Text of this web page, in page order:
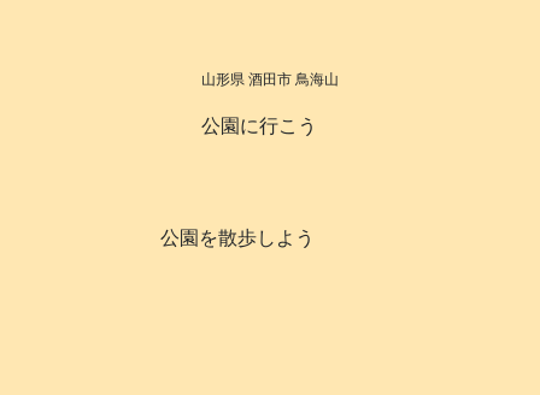
山形県 酒田市 鳥海山
公園に行こう
公園を散歩しよう